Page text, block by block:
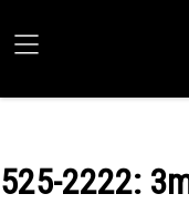
525-2222: